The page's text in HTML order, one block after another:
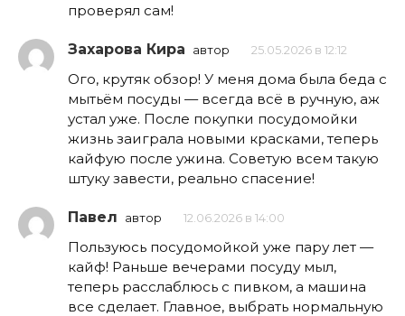
проверял сам!
Захарова Кира автор 25.05.2026 в 12:12
Ого, крутяк обзор! У меня дома была беда с
мытьём посуды — всегда всё в ручную, аж
устал уже. После покупки посудомойки
жизнь заиграла новыми красками, теперь
кайфую после ужина. Советую всем такую
штуку завести, реально спасение!
Павел автор 12.06.2026 в 14:00
Пользуюсь посудомойкой уже пару лет —
кайф! Раньше вечерами посуду мыл,
теперь расслаблюсь с пивком, а машина
все сделает. Главное, выбрать нормальную